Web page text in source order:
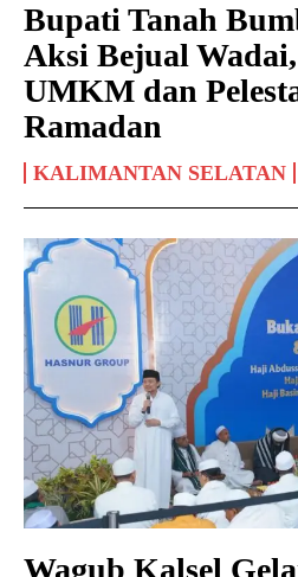
Bupati Tanah
Aksi Bejual
UMKM dan
Ramadan
KALIMANTAN SELATAN
Wagub Kalsel